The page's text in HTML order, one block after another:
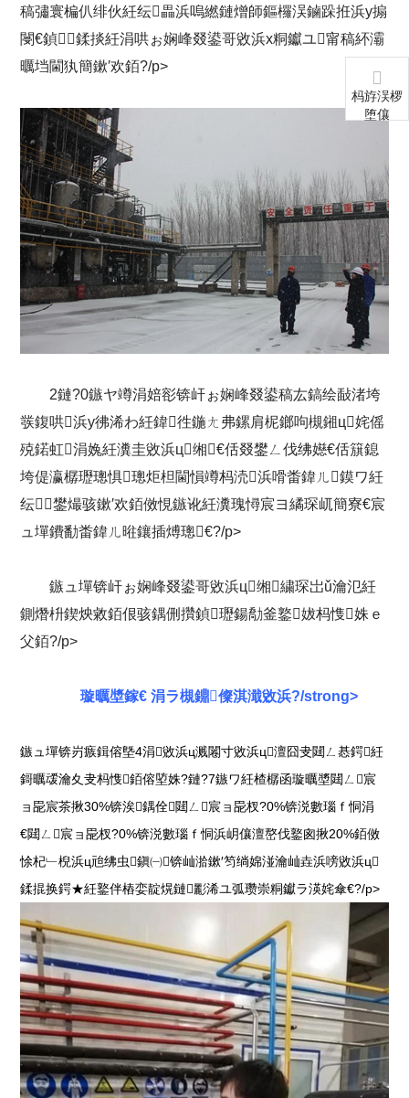
稿彇寰楄仈绯伙紝纭畾浜嗚繎鏈熷師鏂欏洖鏀跺拰浜у搧
閿€鍞鍒掞紝涓哄ぉ娴峰叕鍙哥敓浜х粡钀ユ甯稿紑灞
曞垱閫犱簡鏉′欢銆?/p>
2鏈?0鏃ヤ竴涓婄彮锛屽ぉ娴峰叕鍙稿厷鎬绘敮渚垮
彂鍑哄浜у彿浠わ紝鍏徃鍦ㄤ弗鏍肩柅鎯呴槻鎺ц姹傜
殑鍩虹涓婏紝瀵圭敓浜ц缃€佸叕鐢ㄥ伐绋嬨€佸簱鎴
垮偍瀛樼瓑璁惧璁炬柦閫愪竴杩涜浜嗗畨鍏ㄦ鏌ワ紝
纭鐢熶骇鏉′欢銆傚悓鏃讹紝瀵瑰憳宸ヨ繘琛屼簡寮€宸
ュ墠鐨勫畨鍏ㄦ暀鑲插煿璁€?/p>
鏃ュ墠锛屽ぉ娴峰叕鍙哥敓浜ц缃繍琛岀ǔ瀹氾紝
鍘熸枡鍥炴敹銆佷骇鍝侀攢鍞瓑鍚勪釜鐜妭杩愯姝ｅ
父銆?/p>
璇曞墏鎵€ 涓ラ槻鐤儏淇濈敓浜?/strong>
鏃ュ墠锛岃瘯鍓傛墍4涓敓浜ц溅闂寸敓浜ц澶囧叏閮ㄥ惎鍔紝
鎶曞叆瀹夊叏杩愯銆傛埅姝?鏈?7鏃ワ紝楂樼函璇曞墏閮ㄥ宸
ョ巼宸茶揪30%锛涘鍝佺閮ㄥ宸ョ巼杈?0%锛涚數瑙ｆ恫涓
€閮ㄥ宸ョ巼杈?0%锛涚數瑙ｆ恫浜岄儴澶嶅伐鐜囪揪20%銆傚
悇杞﹂棿浜ц兘绋虫鎭㈠锛屾湁鏉′笉绱婂湴瀹屾垚浜嗙敓浜ц
鍒掍换鍔★紝鐜伴樁娈靛熀鏈彲浠ユ弧瓒崇粡钀ラ渶姹傘€?/p>
杩斿洖椤
堕儴